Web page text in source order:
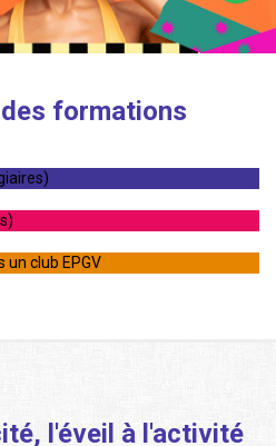
formations
un club EPGV
l'éveil à l'activité